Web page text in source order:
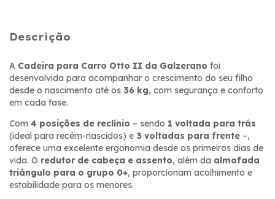
Descrição
A Cadeira para Carro Otto II da Galzerano foi
desenvolvida para acompanhar o crescimento do seu filho
desde o nascimento até os 36 kg, com segurança e conforto
em cada fase.
Com 4 posições de reclínio – sendo 1 voltada para trás
(ideal para recém-nascidos) e 3 voltadas para frente –,
oferece uma excelente ergonomia desde os primeiros dias de
vida. O redutor de cabeça e assento, além da almofada
triângulo para o grupo 0+, proporcionam acolhimento e
estabilidade para os menores.